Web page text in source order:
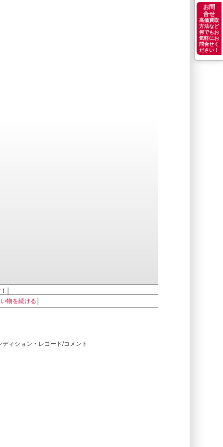
お問
合せ
高価買取
方法など
何でもお
気軽にお
問合せく
ださい！
物を続ける
ィション・レコード/コメント